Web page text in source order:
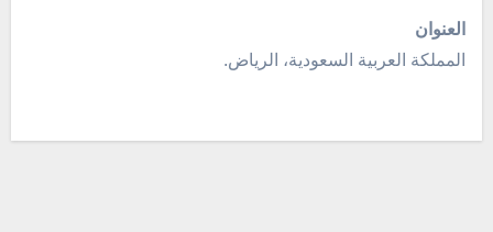
العنوان
المملكة العربية السعودية، الرياض.